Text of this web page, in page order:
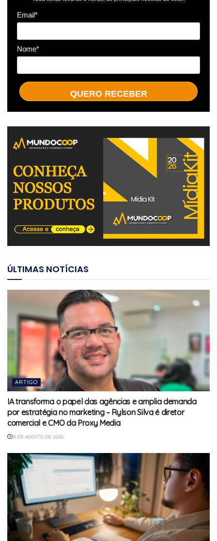
Email*
Nome*
QUERO RECEBER
ÚLTIMAS NOTÍCIAS
ARTIGO
IA transforma o papel das agências e amplia demanda
por estratégia no marketing – Rylson Silva é diretor
comercial e CMO da Proxy Media
8 DE AGOSTO DE 2026